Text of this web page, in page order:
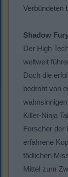
Verbündeten
Shadow
Der High
weltweit
Doch die
bedroht von
Killer-Ninja
Forscher der
erfahrene
tödlichen
Mittel zum